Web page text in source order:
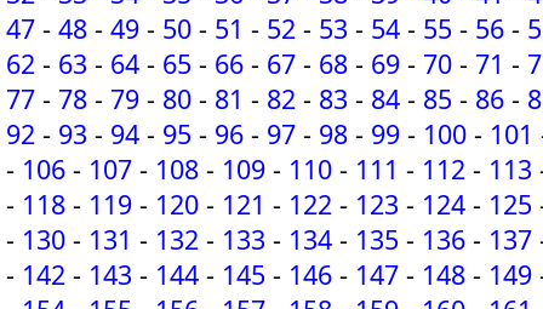
47 - 48 - 49 - 50 - 51 - 52 - 53 - 54 - 55 - 56 -
62 - 63 - 64 - 65 - 66 - 67 - 68 - 69 - 70 - 71 -
77 - 78 - 79 - 80 - 81 - 82 - 83 - 84 - 85 - 86 -
92 - 93 - 94 - 95 - 96 - 97 - 98 - 99 - 100 - 101
- 106 - 107 - 108 - 109 - 110 - 111 - 112 - 113
- 118 - 119 - 120 - 121 - 122 - 123 - 124 - 125
- 130 - 131 - 132 - 133 - 134 - 135 - 136 - 137
- 142 - 143 - 144 - 145 - 146 - 147 - 148 - 149